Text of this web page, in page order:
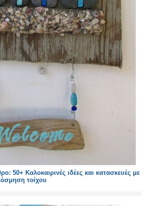
50+ Καλοκαιρινές ιδέες και κατασκευές με
τοίχου